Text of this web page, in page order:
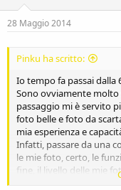
28 Maggio 2014
Pinku ha scritto:
Io tempo fa passai dalla
Sono ovviamente
passaggio mi è servito
foto belle e foto da
mia esperienza e
Infatti, passare da una
le mie foto, certo, le
fine, il livello delle mie
Questo per dire che a